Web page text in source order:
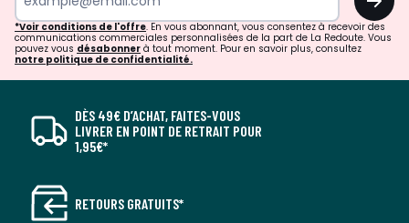
*Voir conditions de l'offre. En vous abonnant, vous consentez à recevoir des
communications commerciales personnalisées de la part de La Redoute. Vous
pouvez vous désabonner à tout moment. Pour en savoir plus, consultez
notre politique de confidentialité.
DÈS 49€ D’ACHAT, FAITES-VOUS
LIVRER EN POINT DE RETRAIT POUR
1,95€*
RETOURS GRATUITS*